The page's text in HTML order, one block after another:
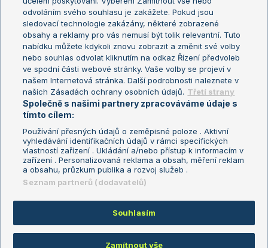
Turnaj mistrů
Turnaj mistryň
Aktualní trendy
Fotbalové přestupy
Livesport Daily
LS Prague Open
Podmínky užití
Nastavení soukromí
GDPR a žurnalistika
Reklama
Kontakt
Informace o zpracování osobních
údajů
Copyright © 2008-2026 TenisPortal.cz. Využíváme zpravodajství ČTK.
odvoláním svého souhlasu je zakážete. Pokud jsou
sledovací technologie zakázány, některé zobrazené
obsahy a reklamy pro vás nemusí být tolik relevantní. Tuto
nabídku můžete kdykoli znovu zobrazit a změnit své volby
nebo souhlas odvolat kliknutím na odkaz Řízení předvoleb
ve spodní části webové stránky. Vaše volby se projeví v
našem Internetová stránka. Další podrobnosti naleznete v
našich Zásadách ochrany osobních údajů. Třetí strany
Společně s našimi partnery zpracováváme údaje s
tímto cílem:
Používání přesných údajů o zeměpisné poloze . Aktivní
vyhledávání identifikačních údajů v rámci specifických
vlastností zařízení . Ukládání a/nebo přístup k informacím v
zařízení . Personalizovaná reklama a obsah, měření reklam
a obsahu, průzkum publika a rozvoj služeb .
Seznam partnerů (dodavatelů)
Souhlasím
Zamítnout vše